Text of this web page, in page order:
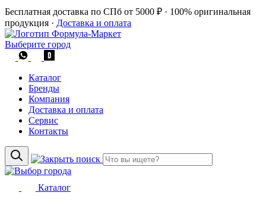
Бесплатная доставка по СПб от 5000 ₽ · 100% оригинальная
продукция · Доставка и оплата
Выберите город
Каталог
Бренды
Компания
Доставка и оплата
Сервис
Контакты
Каталог